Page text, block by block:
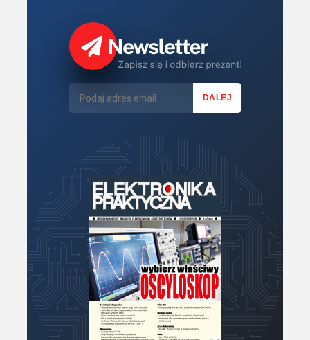
Sterowniki silników
Technika μP, μC, PLD
Termometry i termostaty